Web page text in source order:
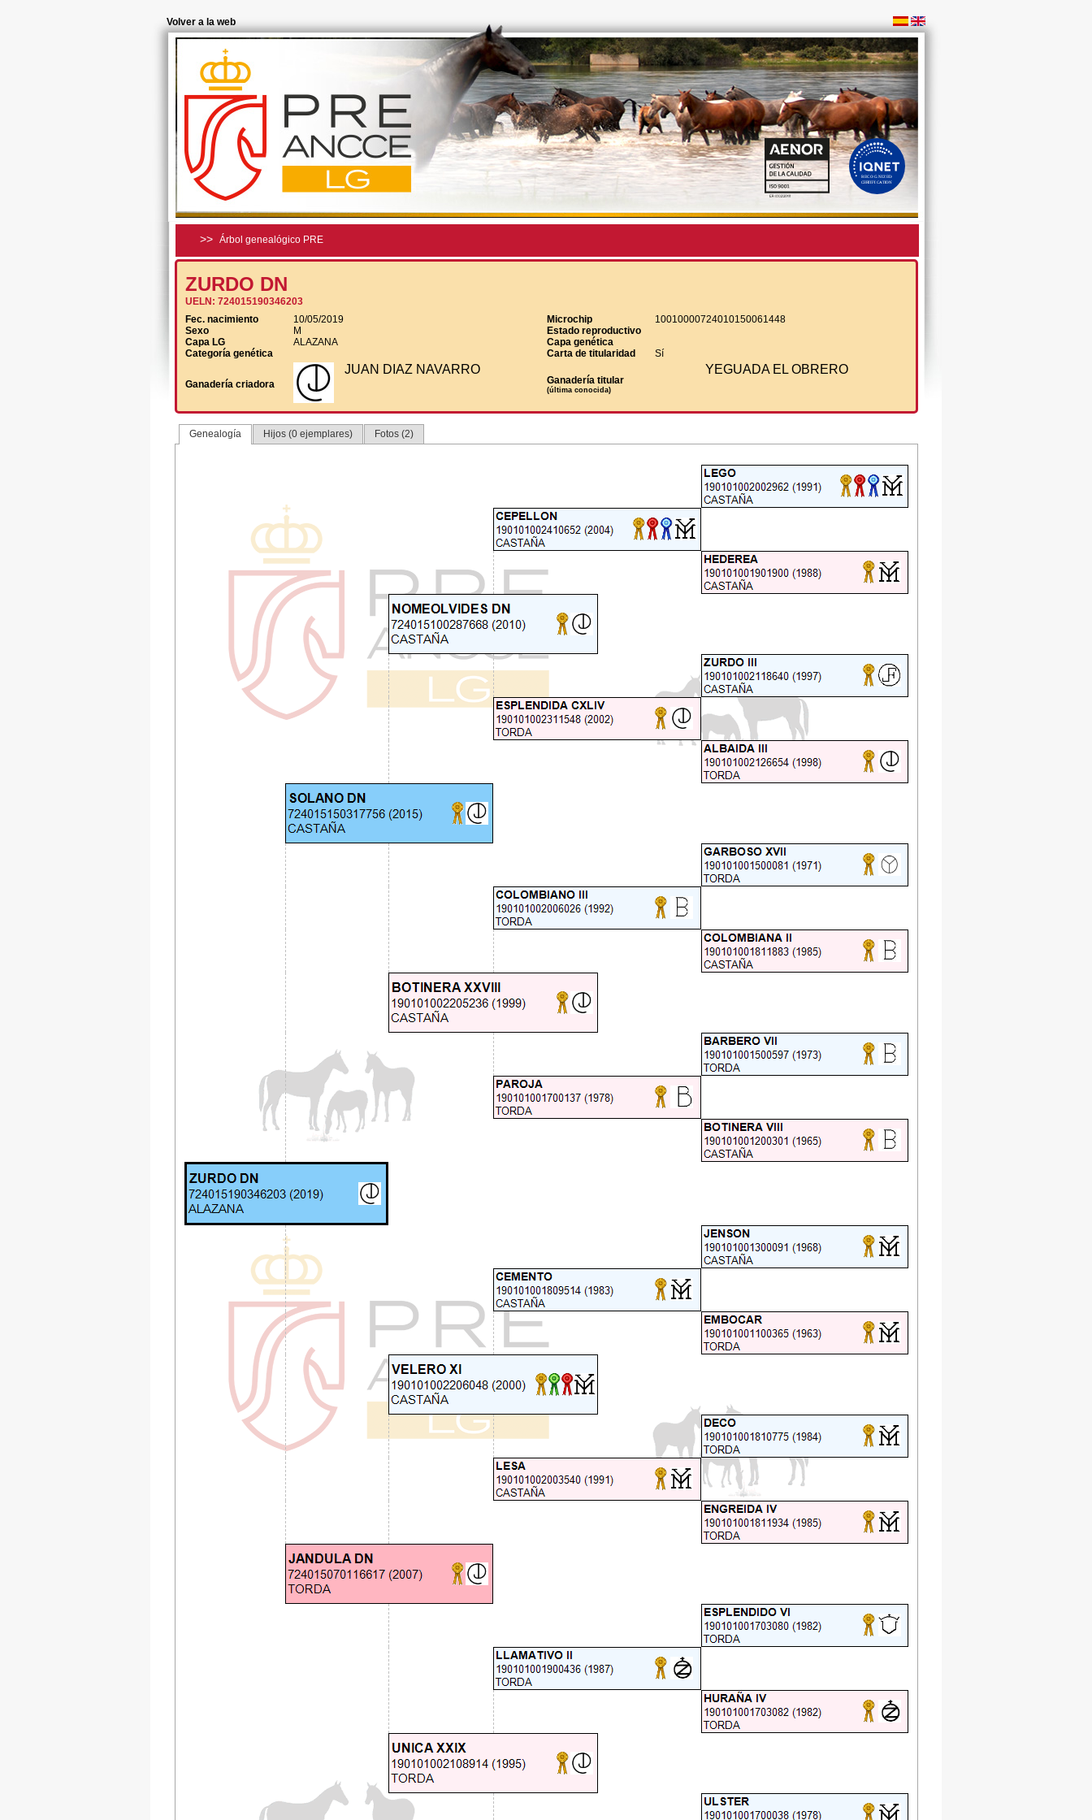
Volver a la web
>> Árbol genealógico PRE
ZURDO DN
UELN: 724015190346203
Fec. nacimiento
10/05/2019 Microchip
10010000724010150061448
Sexo
M
Estado reproductivo
Capa LG
ALAZANA
Capa genética
Categoría genética
Carta de titularidad Sí
Ganadería criadora
JUAN DIAZ NAVARRO
Ganadería titular
(última conocida)
YEGUADA EL OBRERO
Genealogía Hijos (0 ejemplares) Fotos (2)